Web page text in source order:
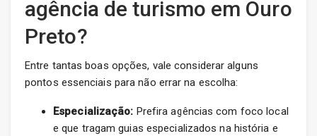
agência de turismo em Ouro
Preto?
Entre tantas boas opções, vale considerar alguns
pontos essenciais para não errar na escolha:
Especialização: Prefira agências com foco local
e que tragam guias especializados na história e